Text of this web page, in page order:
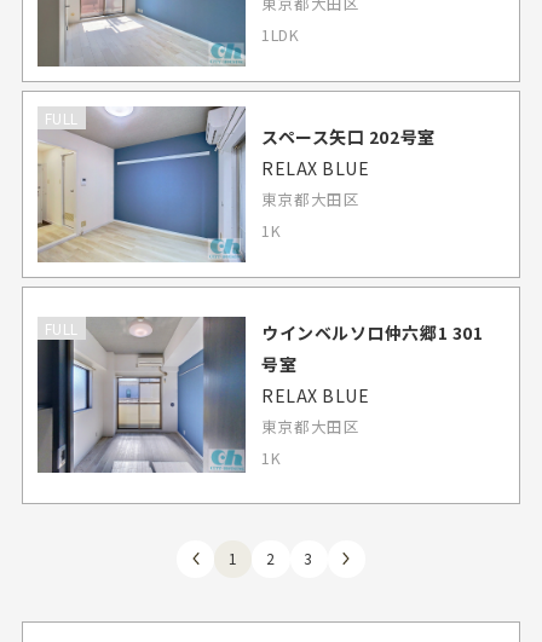
1LDK
FULL
スペース矢口 202号室
RELAX BLUE
東京都大田区
1K
FULL
ウインベルソロ仲六郷1 301
号室
RELAX BLUE
東京都大田区
1K
1 2 3